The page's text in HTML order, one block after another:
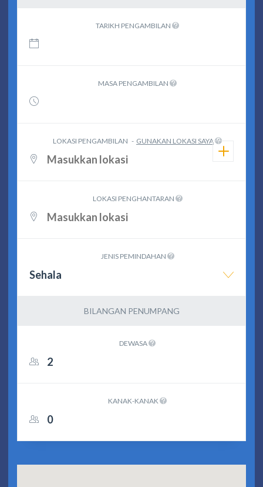
TARIKH PENGAMBILAN
MASA PENGAMBILAN
LOKASI PENGAMBILAN - GUNAKAN LOKASI SAYA
LOKASI PENGHANTARAN
JENIS PEMINDAHAN
Sehala
BILANGAN PENUMPANG
DEWASA
KANAK-KANAK